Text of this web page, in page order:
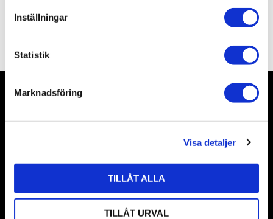
e
Inställningar
Statistik
Marknadsföring
Visa detaljer
TILLÅT ALLA
TILLÅT URVAL
Prenumerera
Dina personuppgifter behandlas i enlighet med vårintegritetspolicy.